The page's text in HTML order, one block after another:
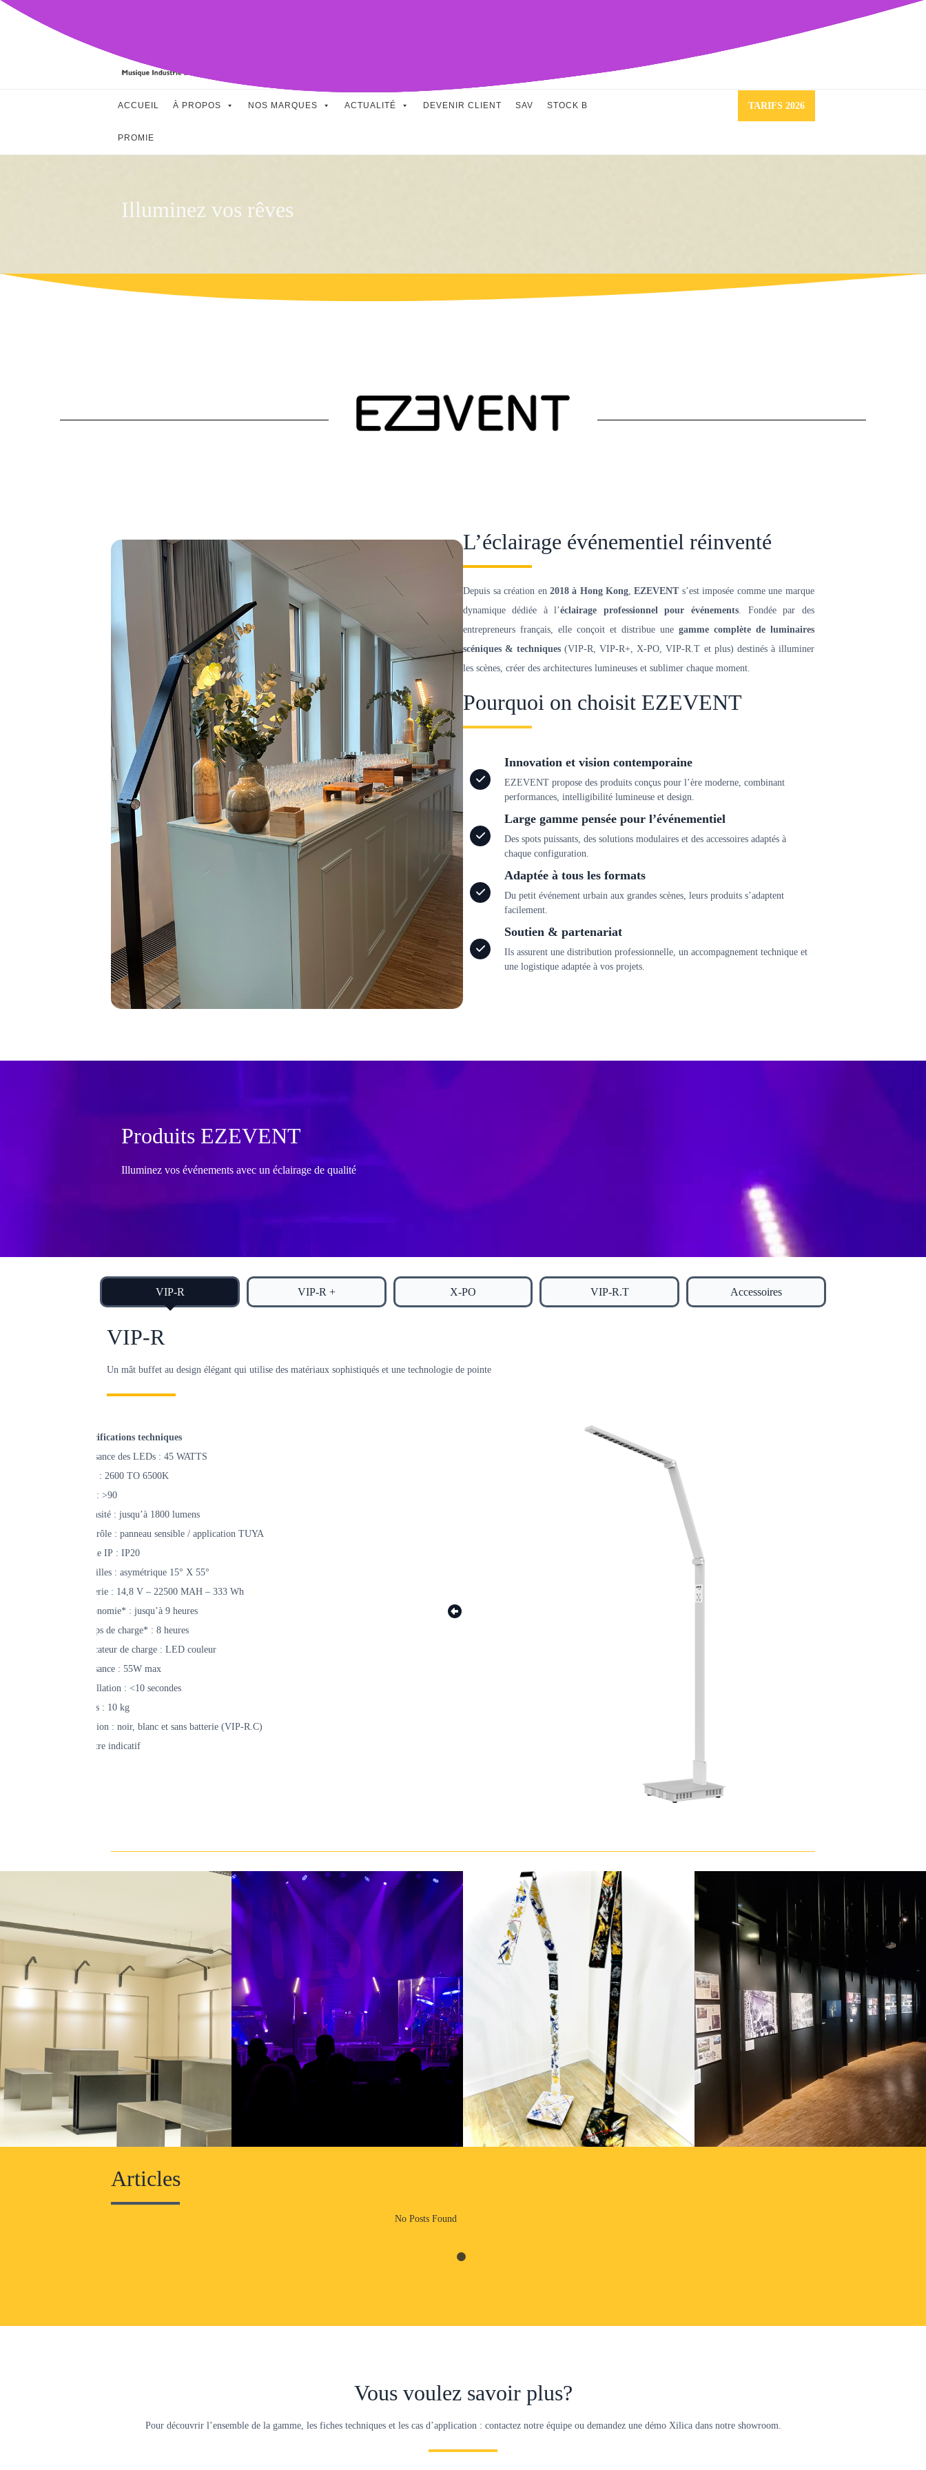
Skip
ACCUEIL À PROPOS NOS MARQUES ACTUALITÉ DEVENIR CLIENT SAV STOCK B
PROMIE
TARIFS 2026Request
a
Illuminez vos rêves
L’éclairage événementiel réinventé
Depuis sa création en 2018 à Hong Kong EZEVENT s’est imposée comme une marque
dynamique dédiée à l’éclairage professionnel pour événements . Fondée par des
entrepreneurs français, elle conçoit et distribue une gamme complète de luminaires
scéniques & techniques (VIP-R, VIP-R+, X‑PO, VIP-R.T et plus) destinés à illuminer
les scènes, créer des architectures lumineuses et sublimer chaque moment.
Pourquoi on choisit EZEVENT
Innovation et vision contemporaine
EZEVENT propose des produits conçus pour l’ère moderne, combinant
performances, intelligibilité lumineuse et design.
Large gamme pensée pour l’événementiel
Des spots puissants, des solutions modulaires et des accessoires adaptés à
chaque configuration.
Adaptée à tous les formats
Du petit événement urbain aux grandes scènes, leurs produits s’adaptent
facilement.
Soutien & partenariat
Ils assurent une distribution professionnelle, un accompagnement technique et
une logistique adaptée à vos projets.
Produits EZEVENT
Illuminez vos événements avec un éclairage de qualité
VIP-R VIP-R + X-PO VIP-R.T Accessoires
VIP-R
Un mât buffet au design élégant qui utilise des matériaux sophistiqués et une technologie de pointe
Spécifications techniques
Puissance des LEDs : 45 WATTS
CCT : 2600 TO 6500K
CRI : >90
Intensité : jusqu’à 1800 lumens
Contrôle : panneau sensible / application TUYA
Grade IP : IP20
Lentilles : asymétrique 15° X 55°
Batterie : 14,8 V – 22500 MAH – 333 Wh
Autonomie* : jusqu’à 9 heures
Temps de charge* : 8 heures
Indicateur de charge : LED couleur
Puissance : 55W max
Installation : <10 secondes
Poids : 10 kg
Finition : noir, blanc et sans batterie (VIP-R.C)
*à titre indicatif
Articles
No Posts Found
Vous voulez savoir plus?
Pour découvrir l’ensemble de la gamme, les fiches techniques et les cas d’application : contactez notre équipe ou demandez une démo Xilica dans notre showroom.